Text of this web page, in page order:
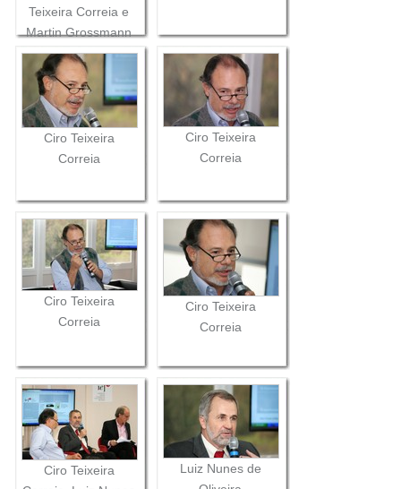
Teixeira Correia e
Martin Grossmann
Ciro Teixeira
Correia
Ciro Teixeira
Correia
Ciro Teixeira
Correia
Ciro Teixeira
Correia
Ciro Teixeira
Luiz Nunes de